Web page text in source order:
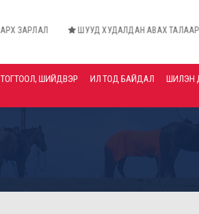
ШУУД ХУДАЛДАН АВАХ ТАЛААРХ ЗАРЛАЛ
ТОГТООЛ, ШИЙДВЭР ИЛ ТОД БАЙДАЛ
ШИЛЭН